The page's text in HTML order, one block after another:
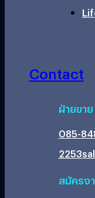
Contact
ฝ่ายขา
085-
2253
สมัครง